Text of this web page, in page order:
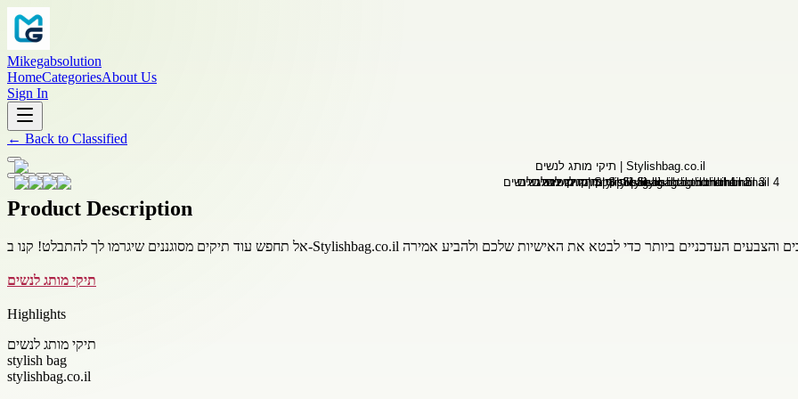
Mikegabsolution
HomeCategoriesAbout Us
Sign In
← Back to Classified
Product Description
תיקי מותג לנשים
Highlights
תיקי מותג לנשים
stylish bag
stylishbag.co.il